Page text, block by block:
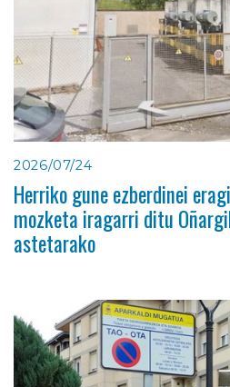
2026/07/24
Herriko gune ezberdinei
mozketa iragarri ditu
astetarako